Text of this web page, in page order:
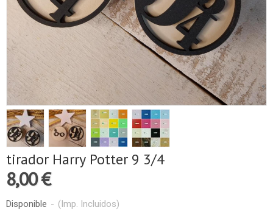
tirador Harry Potter 9 3/4
8,00 €
Disponible - (Imp. Incluidos)